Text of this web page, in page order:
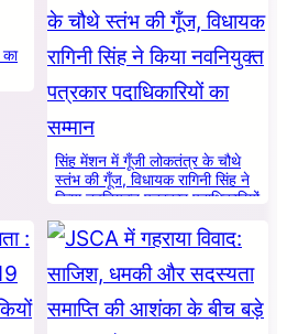
का
सिंह मेंशन में गूँजी लोकतंत्र के चौथे
स्तंभ की गूँज, विधायक रागिनी सिंह ने
किया नवनियुक्त पत्रकार पदाधिकारियों
का सम्मान